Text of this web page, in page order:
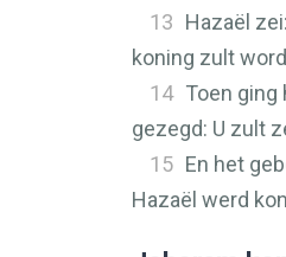
13 Hazaël
koning zult
14 Toen ging
gezegd: U zult
15 En het
Hazaël werd